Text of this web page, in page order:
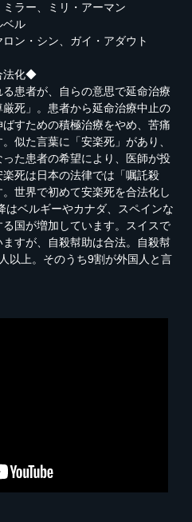
ラー、ミリ・アーマン
ベル
ン・シン、ガイ・アダウト
法化◆
患者が、自らの意思で延命治療
死」。患者から延命治療中止の
すための積極治療をやめ、苦痛
似た言葉に「安楽死」があり、
た患者の希望により、医師が投
死は日本の法律では「嘱託殺
世界で初めて安楽死を合法化し
はベルギーやカナダ、スペインな
国が増加しています。スイスで
すが、自殺幇助は合法。自殺幇
以上。そのうち9割が外国人と言